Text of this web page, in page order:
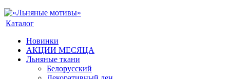
Каталог
Новинки
АКЦИИ МЕСЯЦА
Льняные ткани
Белорусский